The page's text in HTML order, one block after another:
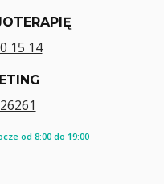
15 14
od 8:00 do 19:00